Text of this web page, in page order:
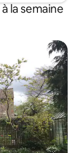
la semaine